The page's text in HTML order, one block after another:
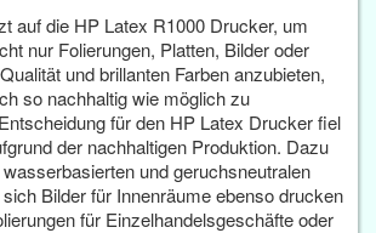
auf die HP Latex R1000 Drucker, um
nur Folierungen, Platten, Bilder oder
und brillanten Farben anzubieten,
so nachhaltig wie möglich zu
für den HP Latex Drucker fiel
der nachhaltigen Produktion. Dazu
und geruchsneutralen
Bilder für Innenräume ebenso drucken
für Einzelhandelsgeschäfte oder